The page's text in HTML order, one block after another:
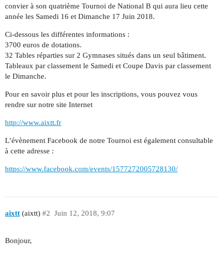
convier à son quatrième Tournoi de National B qui aura lieu cette
année les Samedi 16 et Dimanche 17 Juin 2018.
Ci-dessous les différentes informations :
3700 euros de dotations.
32 Tables réparties sur 2 Gymnases situés dans un seul bâtiment.
Tableaux par classement le Samedi et Coupe Davis par classement
le Dimanche.
Pour en savoir plus et pour les inscriptions, vous pouvez vous
rendre sur notre site Internet
http://www.aixtt.fr
L’évènement Facebook de notre Tournoi est également consultable
à cette adresse :
https://www.facebook.com/events/1577272005728130/
aixtt (aixtt) Juin 12, 2018, 9:07
#2
Bonjour,